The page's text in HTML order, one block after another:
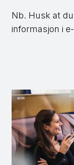
Nb. Husk at
informasjon i